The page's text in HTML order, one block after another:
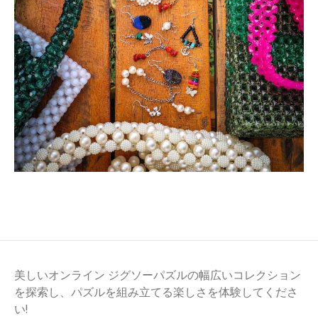
美しいオンライン ジグソーパズルの幅広いコレクション
を探索し、パズルを組み立てる楽しさを体験してくださ
い!